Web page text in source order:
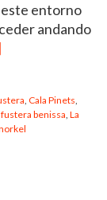
este entorno
andando
, Cala Pinets,
fustera benissa, La